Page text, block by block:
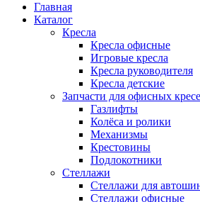
Главная
Каталог
Кресла
Кресла офисные
Игровые кресла
Кресла руководителя
Кресла детские
Запчасти для офисных
Газлифты
Колёса и ролики
Механизмы
Крестовины
Подлокотники
Стеллажи
Стеллажи для
Стеллажи офисные